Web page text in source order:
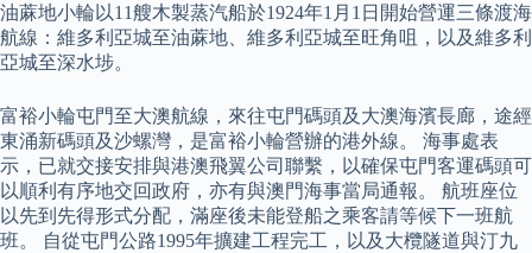
油蔴地小輪以11艘木製蒸汽船於1924年1月1日開始營運三條渡海
航線：維多利亞城至油蔴地、維多利亞城至旺角咀，以及維多利
亞城至深水埗。
富裕小輪屯門至大澳航線，來往屯門碼頭及大澳海濱長廊，途經
東涌新碼頭及沙螺灣，是富裕小輪營辦的港外線。 海事處表
示，已就交接安排與港澳飛翼公司聯繫，以確保屯門客運碼頭可
以順利有序地交回政府，亦有與澳門海事當局通報。 航班座位
以先到先得形式分配，滿座後未能登船之乘客請等候下一班航
班。 自從屯門公路1995年擴建工程完工，以及大欖隧道與汀九